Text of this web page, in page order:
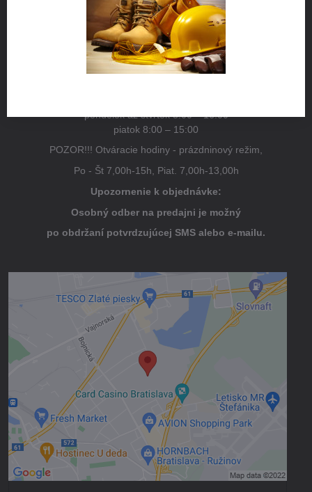
NÁJDETE NÁS
Pestovateľská 1
821 04 Bratislava
pondelok až štvrtok 8:00 – 16:00
piatok 8:00 – 15:00
POZOR!!! Otváracie hodiny - prázdninový režim,
Po - Št 7,00h-15h, Piat. 7,00h-13,00h
Upozornenie k objednávke:
Osobný odber na predajni je možný
po obdržaní potvrdzujúcej SMS alebo e-mailu.
Externý obsah je blokovaný Voľbami
súkromia
Prajete si načítať externý obsah?
Povoliť tentokrát
Povoliť a zapamätať - súhlas s druhom
cookie: Funkčné
Otvoriť obsah v novom okne